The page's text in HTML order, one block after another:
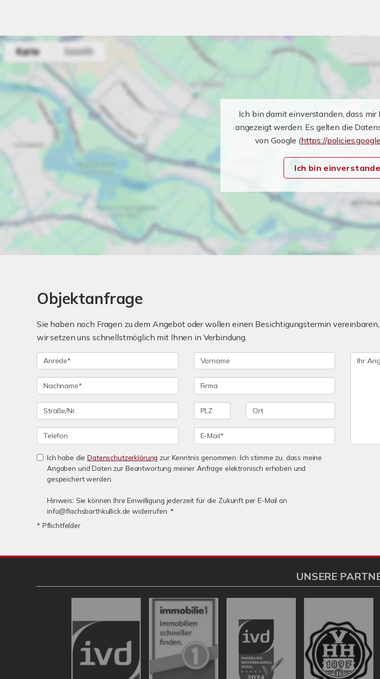
Ich bin damit einverstanden, dass mir
angezeigt werden. Es gelten die
von Google (https://
Ich bin
Objektanfrage
Sie haben noch Fragen zu dem Angebot oder wollen einen Besichtigungstermin
wir setzen uns schnellstmöglich mit Ihnen in Verbindung.
Ich habe dieDatenschutzerklärung zur Kenntnis genommen. Ich stimme zu, dass meine
Angaben und Daten zur Beantwortung meiner Anfrage elektronisch erhoben und
gespeichert werden.
Hinweis: Sie können Ihre Einwilligung jederzeit für die Zukunft per E-Mail an
info@flachsbarthkullick.de widerrufen. *
* Pflichtfelder
UNSERE